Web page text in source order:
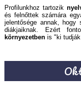
Profilunkhoz tartozik
és felnőttek számára
jelentősége annak, hogy
diákjaiknak. Ezért
környezetben is "ki